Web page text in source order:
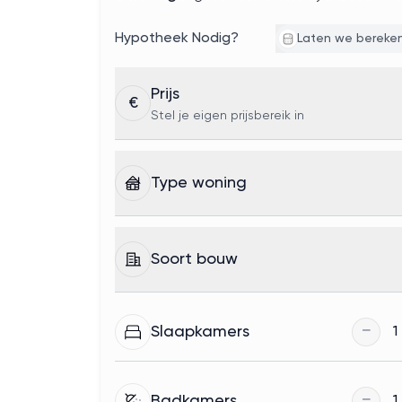
Hypotheek Nodig? Laten we
€
Prijs
Stel je eigen prijsbereik in
Type woning
Soort bouw
Slaapkamers − 1